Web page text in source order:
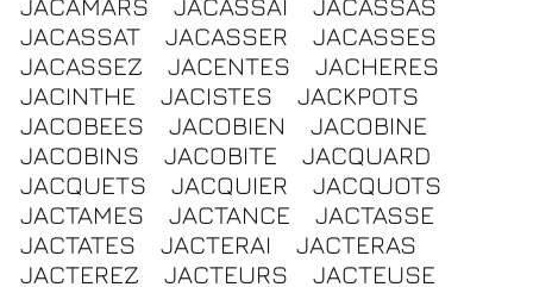
JACAMARS
JACASSAI
JACASSAS
JACASSAT
JACASSER
JACASSES
JACASSEZ
JACENTES
JACHERES
JACINTHE
JACISTES
JACKPOTS
JACOBEES
JACOBIEN
JACOBINE
JACOBINS
JACOBITE
JACQUARD
JACQUETS
JACQUIER
JACQUOTS
JACTAMES
JACTANCE
JACTASSE
JACTATES
JACTERAI
JACTERAS
JACTEREZ
JACTEURS
JACTEUSE